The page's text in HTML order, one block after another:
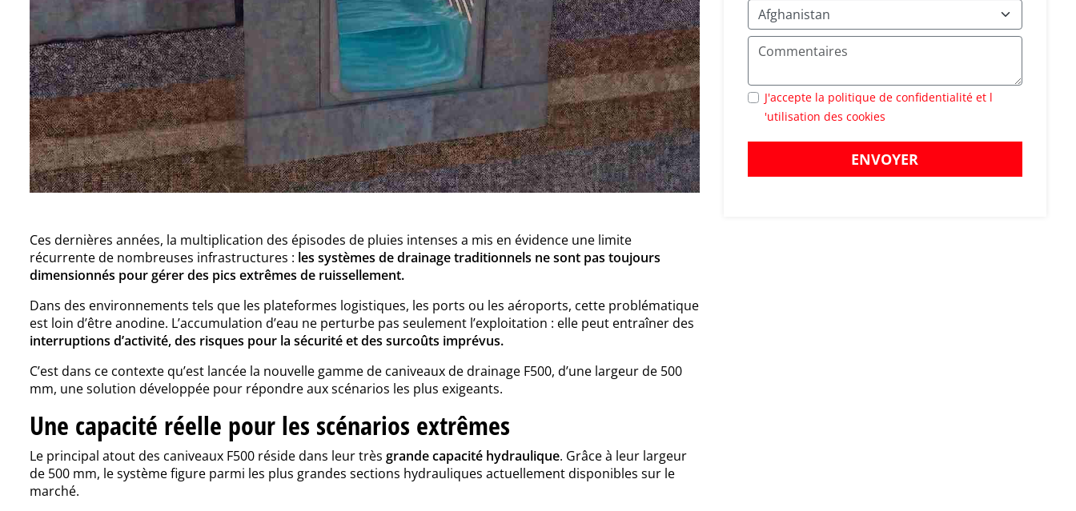
Ces dernières années, la multiplication des épisodes de pluies intenses a mis en évidence une limite
récurrente de nombreuses infrastructures : les systèmes de drainage traditionnels ne sont pas toujours
dimensionnés pour gérer des pics extrêmes de ruissellement.
Dans des environnements tels que les plateformes logistiques, les ports ou les aéroports, cette problématique
est loin d’être anodine. L’accumulation d’eau ne perturbe pas seulement l’exploitation : elle peut entraîner des
interruptions d’activité, des risques pour la sécurité et des surcoûts imprévus.
C’est dans ce contexte qu’est lancée la nouvelle gamme de caniveaux de drainage F500, d’une largeur de 500
mm, une solution développée pour répondre aux scénarios les plus exigeants.
Une capacité réelle pour les scénarios extrêmes
Le principal atout des caniveaux F500 réside dans leur très grande capacité hydraulique. Grâce à leur largeur
de 500 mm, le système figure parmi les plus grandes sections hydrauliques actuellement disponibles sur le
marché.
J'accepte la politique de confidentialité et l
'utilisation des cookies
ENVOYER